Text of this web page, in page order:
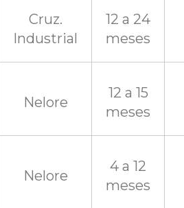
Cruz.
Industrial
12 a 24
meses
Nelore
12 a 15
meses
Nelore
4 a 12
meses